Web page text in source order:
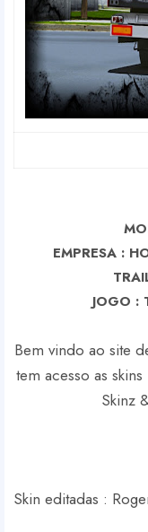
EMPRESA :
JOGO :
Bem vindo ao site
tem acesso as
Skinz
Skin editadas :